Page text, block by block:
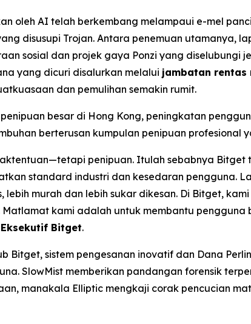
oleh AI telah berkembang melampaui e-mel
disusupi Trojan. Antara penemuan utamanya,
sosial dan projek gaya Ponzi yang diselubungi
yang dicuri disalurkan melalui jambatan rentas
dan pemulihan semakin rumit.
besar di Hong Kong, peningkatan
berterusan kumpulan penipuan profesional
penipuan. Itulah sebabnya Bitget
standard industri dan kesedaran pengguna.
murah dan lebih sukar dikesan. Di Bitget,
kami adalah untuk membantu
Bitget.
Bitget, sistem pengesanan inovatif dan Dana
SlowMist memberikan pandangan forensik
manakala Elliptic mengkaji corak pencucian